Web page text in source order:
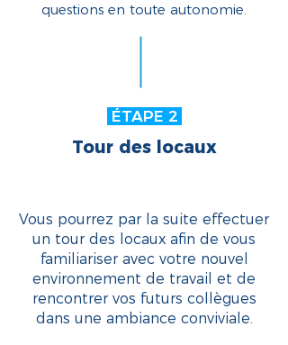
questions en toute autonomie.
ÉTAPE 2
Tour des locaux
Vous pourrez par la suite effectuer
un tour des locaux afin de vous
familiariser avec votre nouvel
environnement de travail et de
rencontrer vos futurs collègues
dans une ambiance conviviale.